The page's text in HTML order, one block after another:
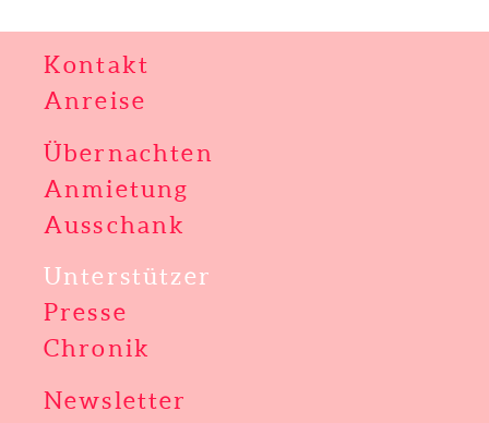
Kontakt
Anreise
Übernachten
Anmietung
Ausschank
Unterstützer
Presse
Chronik
Newsletter